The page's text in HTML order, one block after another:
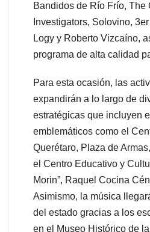
Bandidos de Río Frío, The
Investigators, Solovino,
Logy y Roberto Vizcaíno,
programa de alta calidad
Para esta ocasión, las
expandirán a lo largo de
estratégicas que incluyen
emblemáticos como el
Querétaro, Plaza de
el Centro Educativo y
Morin”, Raquel Cocina
Asimismo, la música
del estado gracias a los
en el Museo Histórico de